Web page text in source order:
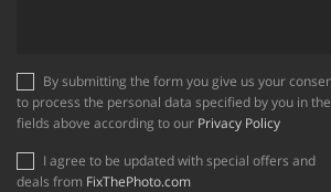
to process the personal data specified by you in the
fields above according to our Privacy Policy
deals from FixThePhoto.com